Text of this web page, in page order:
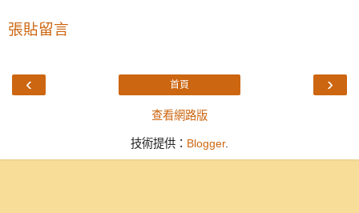
張貼留言
‹ ›
首頁
查看網路版
技術提供： Blogger.